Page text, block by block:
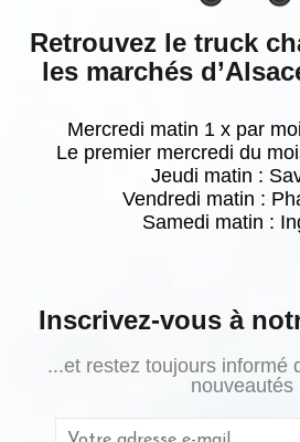
Retrouvez le truck
les marchés
Mercredi matin 1 x par
Le premier mercredi du
Jeudi matin :
Vendredi matin :
Samedi matin :
Inscrivez-vous à
...et restez toujours informé
nouveautés